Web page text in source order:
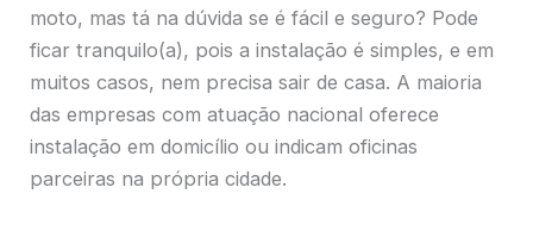
moto, mas tá na dúvida se é fácil e seguro? Pode
ficar tranquilo(a), pois a instalação é simples, e em
muitos casos, nem precisa sair de casa. A maioria
das empresas com atuação nacional oferece
instalação em domicílio ou indicam oficinas
parceiras na própria cidade.